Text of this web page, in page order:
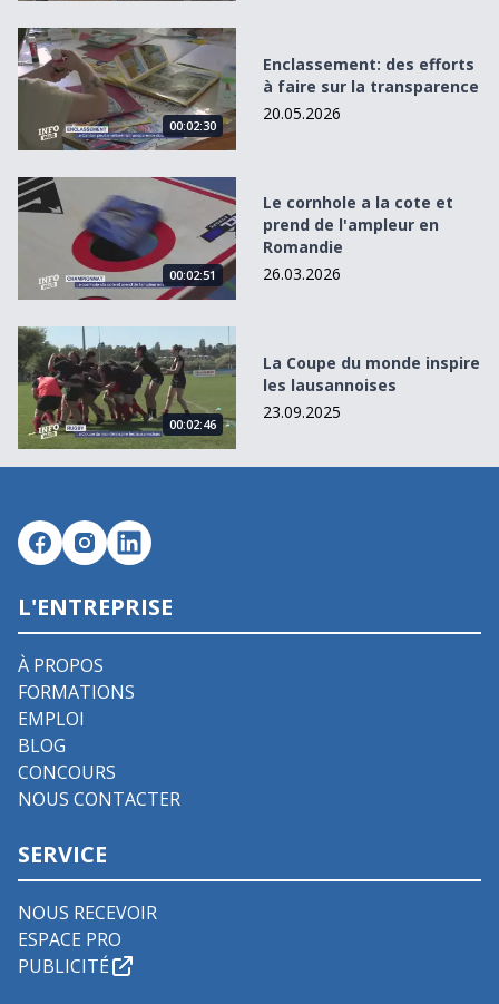
Enclassement: des efforts à faire sur la transparence
00:02:30
Enclassement: des efforts
à faire sur la transparence
20.05.2026
Le cornhole a la cote et prend de l&#039;ampleur en
00:02:51
Le cornhole a la cote et
prend de l'ampleur en
Romandie
26.03.2026
La Coupe du monde inspire les lausannoises
00:02:46
La Coupe du monde inspire
les lausannoises
23.09.2025
L'ENTREPRISE
À PROPOS
FORMATIONS
EMPLOI
BLOG
CONCOURS
NOUS CONTACTER
SERVICE
NOUS RECEVOIR
ESPACE PRO
PUBLICITÉ